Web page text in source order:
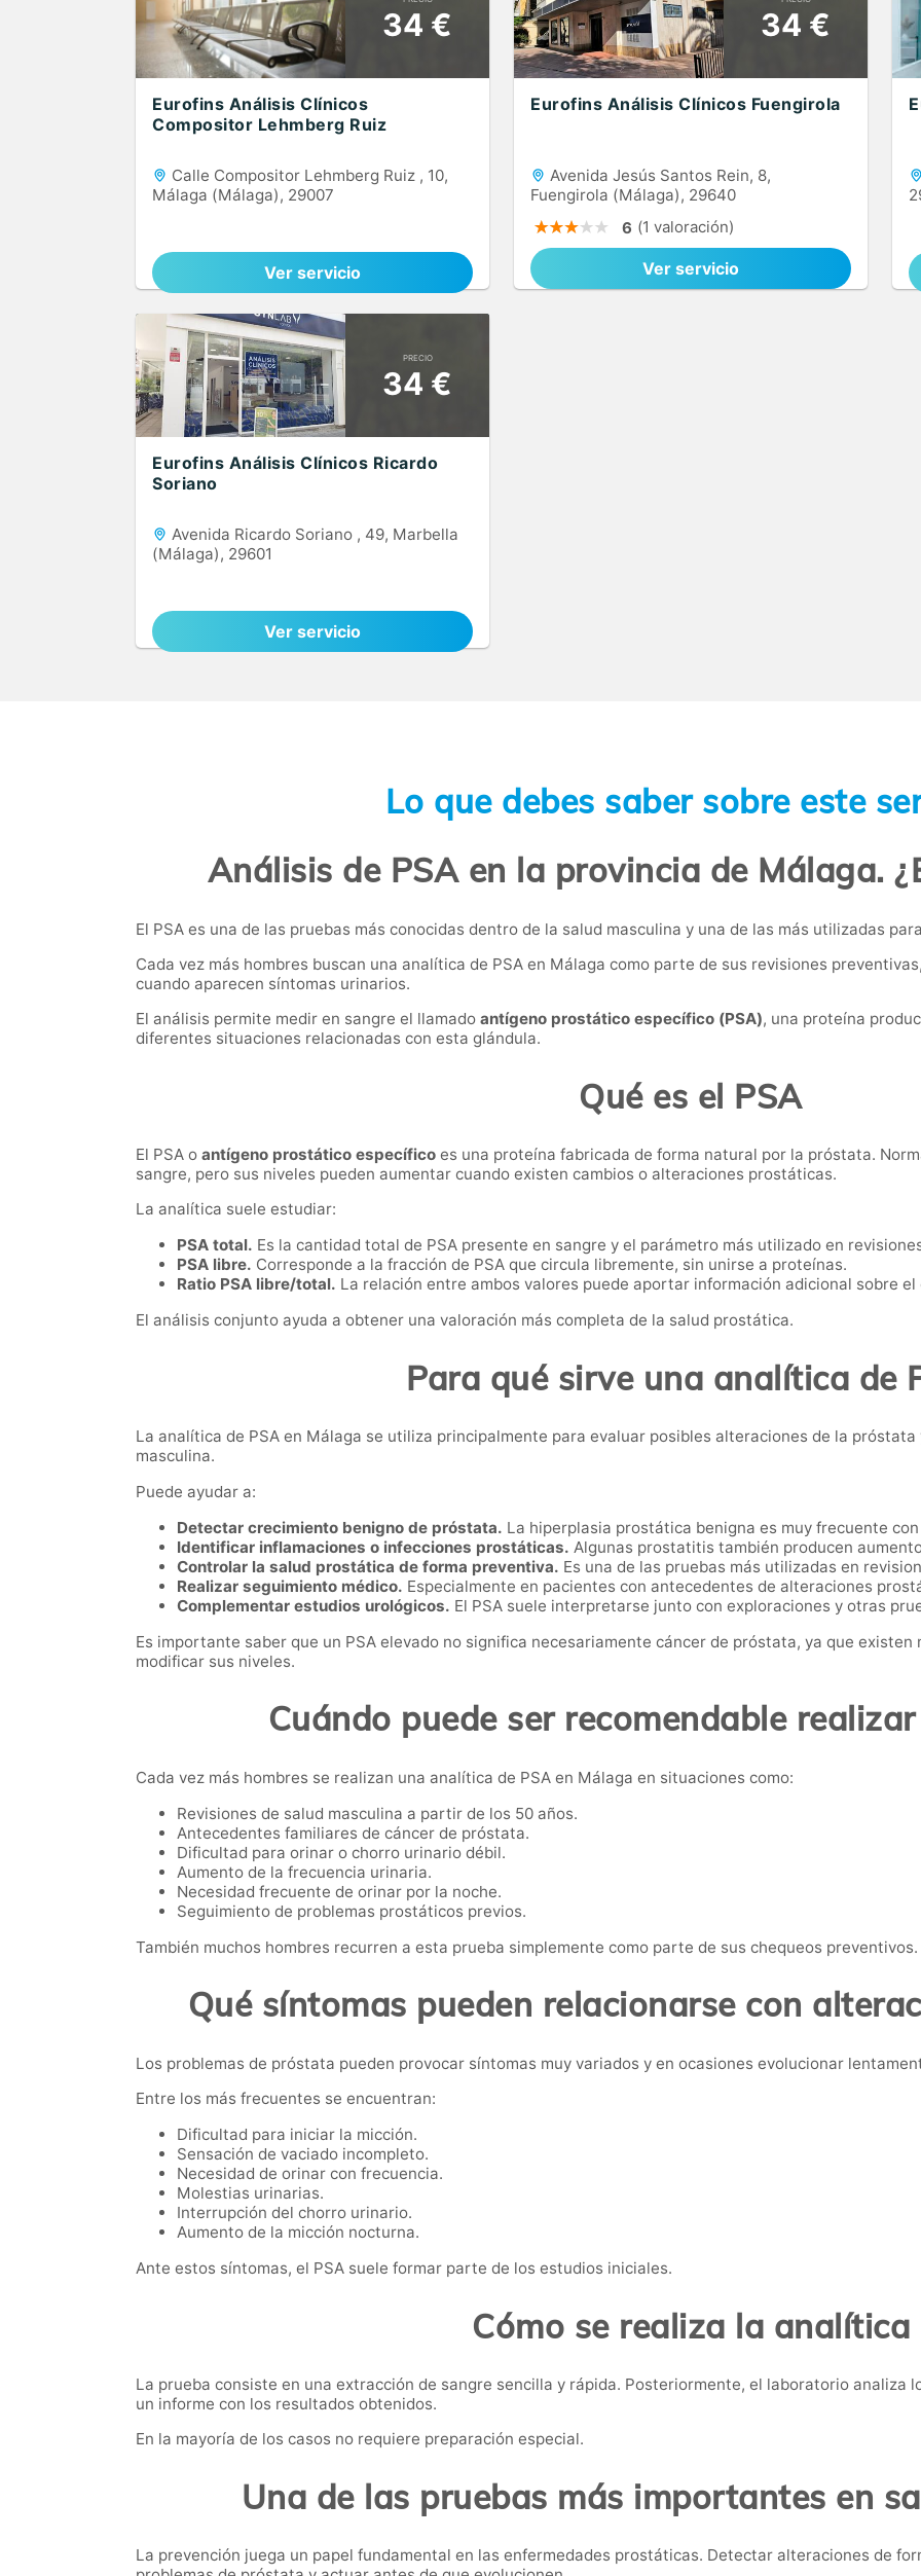
34 €
Eurofins Análisis Clínicos
Compositor Lehmberg Ruiz
Calle Compositor Lehmberg Ruiz , 10,
Málaga (Málaga), 29007
Ver servicio
34 €
Eurofins Análisis Clínicos Fuengirola
Avenida Jesús Santos Rein, 8,
Fuengirola (Málaga), 29640
6 (1 valoración)
Ver servicio
PRECIO
34 €
Eurofins Análisis Clínicos Ricardo
Soriano
Avenida Ricardo Soriano , 49, Marbella
(Málaga), 29601
Ver servicio
Lo que debes saber sobre este
Análisis de PSA en la provincia de Málaga.
El PSA es una de las pruebas más conocidas dentro de la salud masculina y una de las más utilizadas
Cada vez más hombres buscan una analítica de PSA en Málaga como parte de sus revisiones
cuando aparecen síntomas urinarios.
El análisis permite medir en sangre el llamado antígeno prostático específico (PSA), una proteína
diferentes situaciones relacionadas con esta glándula.
Qué es el PSA
El PSA o antígeno prostático específico es una proteína fabricada de forma natural por la próstata.
sangre, pero sus niveles pueden aumentar cuando existen cambios o alteraciones prostáticas.
La analítica suele estudiar:
PSA total. Es la cantidad total de PSA presente en sangre y el parámetro más utilizado en
PSA libre. Corresponde a la fracción de PSA que circula libremente, sin unirse a proteínas.
Ratio PSA libre/total. La relación entre ambos valores puede aportar información adicional sobre el
El análisis conjunto ayuda a obtener una valoración más completa de la salud prostática.
Para qué sirve una analítica de
La analítica de PSA en Málaga se utiliza principalmente para evaluar posibles alteraciones de la
masculina.
Puede ayudar a:
Detectar crecimiento benigno de próstata. La hiperplasia prostática benigna es muy frecuente
Identificar inflamaciones o infecciones prostáticas. Algunas prostatitis también producen
Controlar la salud prostática de forma preventiva. Es una de las pruebas más utilizadas en
Realizar seguimiento médico. Especialmente en pacientes con antecedentes de alteraciones
Complementar estudios urológicos. El PSA suele interpretarse junto con exploraciones y otras
Es importante saber que un PSA elevado no significa necesariamente cáncer de próstata, ya que
modificar sus niveles.
Cuándo puede ser recomendable
Cada vez más hombres se realizan una analítica de PSA en Málaga en situaciones como:
Revisiones de salud masculina a partir de los 50 años.
Antecedentes familiares de cáncer de próstata.
Dificultad para orinar o chorro urinario débil.
Aumento de la frecuencia urinaria.
Necesidad frecuente de orinar por la noche.
Seguimiento de problemas prostáticos previos.
También muchos hombres recurren a esta prueba simplemente como parte de sus chequeos preventivos.
Qué síntomas pueden relacionarse con
Los problemas de próstata pueden provocar síntomas muy variados y en ocasiones evolucionar
Entre los más frecuentes se encuentran:
Dificultad para iniciar la micción.
Sensación de vaciado incompleto.
Necesidad de orinar con frecuencia.
Molestias urinarias.
Interrupción del chorro urinario.
Aumento de la micción nocturna.
Ante estos síntomas, el PSA suele formar parte de los estudios iniciales.
Cómo se realiza la analítica
La prueba consiste en una extracción de sangre sencilla y rápida. Posteriormente, el laboratorio analiza
un informe con los resultados obtenidos.
En la mayoría de los casos no requiere preparación especial.
Una de las pruebas más importantes en
La prevención juega un papel fundamental en las enfermedades prostáticas. Detectar alteraciones de